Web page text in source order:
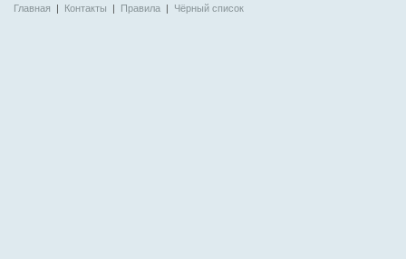
Главная | Контакты | Правила | Чёрный список